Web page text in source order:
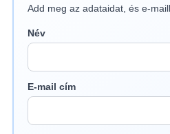
Add meg az adataidat, és e-
Név
E-mail cím